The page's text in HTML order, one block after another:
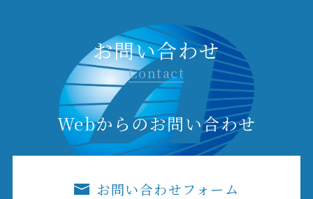
お問い合わせ
Contact
Webからのお問い合わせ
お問い合わせフォーム